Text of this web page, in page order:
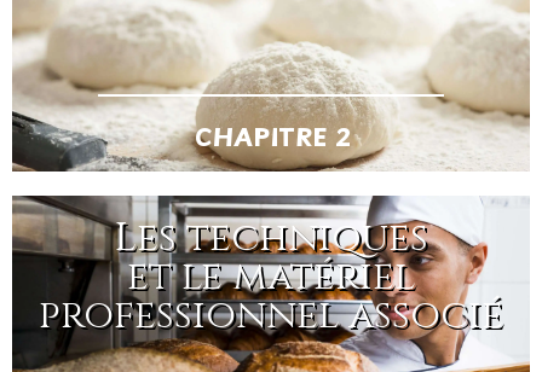
CHAPITRE 2
Les techniques
et le matériel
professionnel associé